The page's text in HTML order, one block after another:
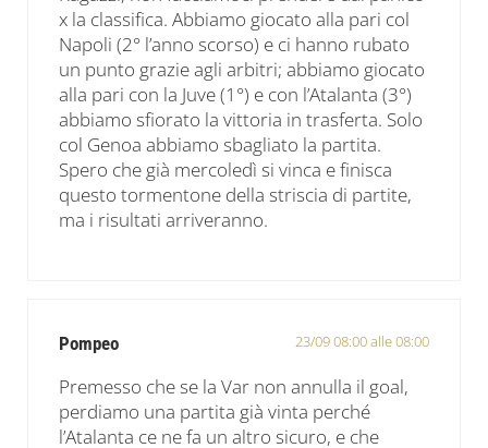
x la classifica. Abbiamo giocato alla pari col
Napoli (2° l’anno scorso) e ci hanno rubato
un punto grazie agli arbitri; abbiamo giocato
alla pari con la Juve (1°) e con l’Atalanta (3°)
abbiamo sfiorato la vittoria in trasferta. Solo
col Genoa abbiamo sbagliato la partita.
Spero che già mercoledì si vinca e finisca
questo tormentone della striscia di partite,
ma i risultati arriveranno.
Pompeo 23/09 08:00 alle 08:00
Premesso che se la Var non annulla il goal,
perdiamo una partita già vinta perché
l’Atalanta ce ne fa un altro sicuro, e che